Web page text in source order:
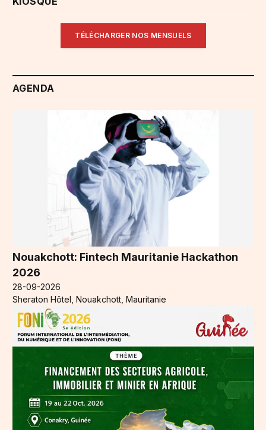
TÉLÉCHARGER NOS MENSUELS
AGENDA
Nouakchott: Fintech Mauritanie Hackathon
2026
28-09-2026
Sheraton Hôtel, Nouakchott, Mauritanie